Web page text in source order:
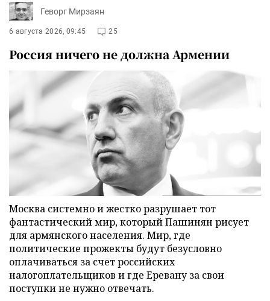
Геворг Мирзаян
6 августа 2026, 09:45 25
Россия ничего не должна Армении
Москва системно и жестко разрушает тот
фантастический мир, который Пашинян рисует
для армянского населения. Мир, где
политические прожекты будут безусловно
оплачиваться за счет российских
налогоплательщиков и где Еревану за свои
поступки не нужно отвечать.